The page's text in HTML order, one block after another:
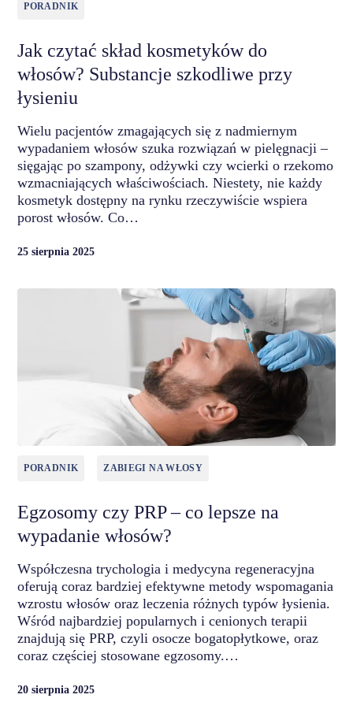
PORADNIK
Jak czytać skład kosmetyków do
włosów? Substancje szkodliwe przy
łysieniu
Wielu pacjentów zmagających się z nadmiernym
wypadaniem włosów szuka rozwiązań w pielęgnacji –
sięgając po szampony, odżywki czy wcierki o rzekomo
wzmacniających właściwościach. Niestety, nie każdy
kosmetyk dostępny na rynku rzeczywiście wspiera
porost włosów. Co…
25 sierpnia 2025
PORADNIK ZABIEGI NA WŁOSY
Egzosomy czy PRP – co lepsze na
wypadanie włosów?
Współczesna trychologia i medycyna regeneracyjna
oferują coraz bardziej efektywne metody wspomagania
wzrostu włosów oraz leczenia różnych typów łysienia.
Wśród najbardziej popularnych i cenionych terapii
znajdują się PRP, czyli osocze bogatopłytkowe, oraz
coraz częściej stosowane egzosomy.…
20 sierpnia 2025